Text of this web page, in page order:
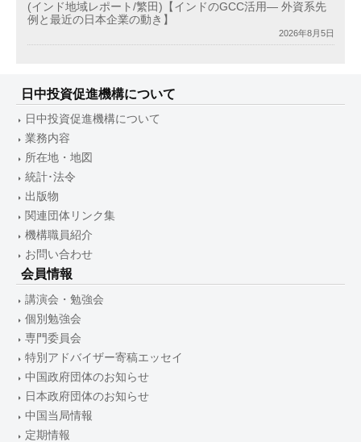
(インド地域レポート/繁田)【インドのGCC活用― 外資系先
例と最近の日本企業の動き】
2026年8月5日
日中投資促進機構について
日中投資促進機構について
業務内容
所在地・地図
統計･法令
出版物
関連団体リンク集
機構職員紹介
お問い合わせ
会員情報
講演会・勉強会
個別勉強会
専門委員会
特別アドバイザー寄稿エッセイ
中国政府団体のお知らせ
日本政府団体のお知らせ
中国当局情報
定期情報